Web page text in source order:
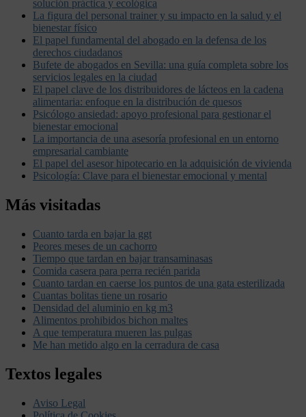
solución práctica y ecológica
La figura del personal trainer y su impacto en la salud y el
bienestar físico
El papel fundamental del abogado en la defensa de los
derechos ciudadanos
Bufete de abogados en Sevilla: una guía completa sobre los
servicios legales en la ciudad
El papel clave de los distribuidores de lácteos en la cadena
alimentaria: enfoque en la distribución de quesos
Psicólogo ansiedad: apoyo profesional para gestionar el
bienestar emocional
La importancia de una asesoría profesional en un entorno
empresarial cambiante
El papel del asesor hipotecario en la adquisición de vivienda
Psicología: Clave para el bienestar emocional y mental
Más visitadas
Cuanto tarda en bajar la ggt
Peores meses de un cachorro
Tiempo que tardan en bajar transaminasas
Comida casera para perra recién parida
Cuanto tardan en caerse los puntos de una gata esterilizada
Cuantas bolitas tiene un rosario
Densidad del aluminio en kg m3
Alimentos prohibidos bichon maltes
A que temperatura mueren las pulgas
Me han metido algo en la cerradura de casa
Textos legales
Aviso Legal